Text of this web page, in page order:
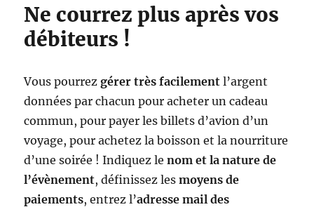
Ne courrez plus après vos
débiteurs !
Vous pourrezgérer très facilement l’argent
données par chacun pour acheter un cadeau
commun, pour payer les billets d’avion d’un
voyage, pour achetez la boisson et la nourriture
d’une soirée ! Indiquez lenom et la nature de
l’évènement, définissez lesmoyens de
paiements, entrez l’adresse mail des